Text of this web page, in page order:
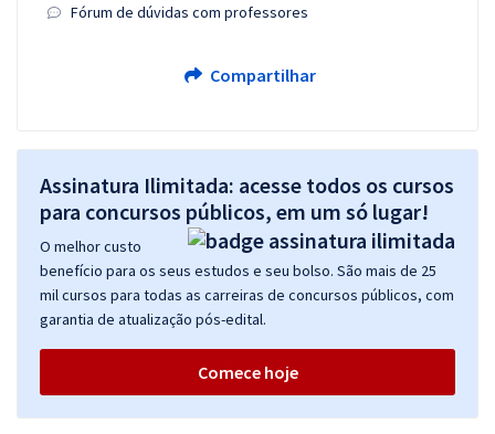
Fórum de dúvidas com professores
Compartilhar
Assinatura Ilimitada: acesse todos os cursos
para concursos públicos, em um só lugar!
O melhor custo
benefício para os seus estudos e seu bolso. São mais de 25
mil cursos para todas as carreiras de concursos públicos, com
garantia de atualização pós-edital.
Comece hoje